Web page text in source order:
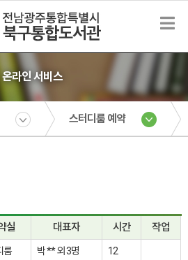
온라인 서비스
스터디룸 예약
실 대표자 시간 작업
룸 박 ** 외 3명 12